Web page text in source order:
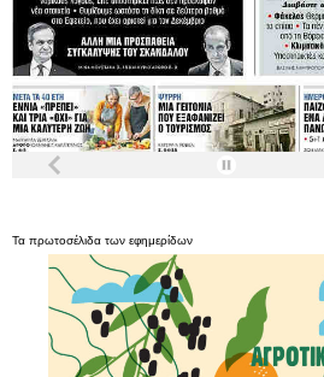
Τα πρωτοσέλιδα των εφημερίδων